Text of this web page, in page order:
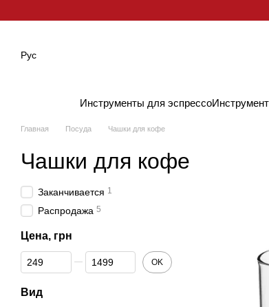
Рус
Инструменты для эспрессо
Главная Посуда Чашки для кофе
Чашки для кофе
Заканчивается 1
Распродажа 5
Цена, грн
От Цена, грн
До Цена, грн OK
Вид